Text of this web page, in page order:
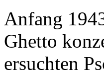
Anfang
Ghetto
ersuchten